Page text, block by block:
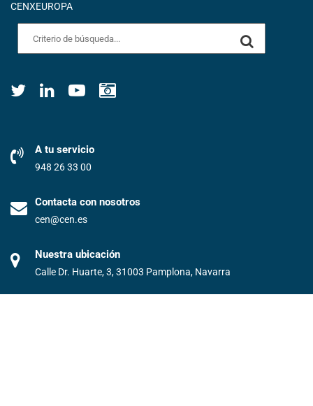
CENXEUROPA
A tu servicio
948 26 33 00
Contacta con nosotros
cen@cen.es
Nuestra ubicación
Calle Dr. Huarte, 3, 31003 Pamplona, Navarra